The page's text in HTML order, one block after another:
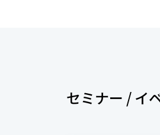
セミナー / イ